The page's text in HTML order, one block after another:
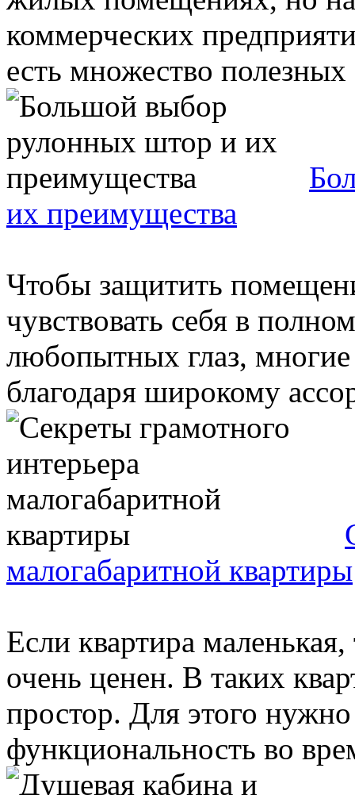
коммерческих
есть множество полезных
их преимущества
Чтобы защитить
чувствовать себя в
любопытных глаз,
благодаря широкому
малогабаритной квартиры
Если квартира
очень ценен. В таких
простор. Для этого
функциональность во